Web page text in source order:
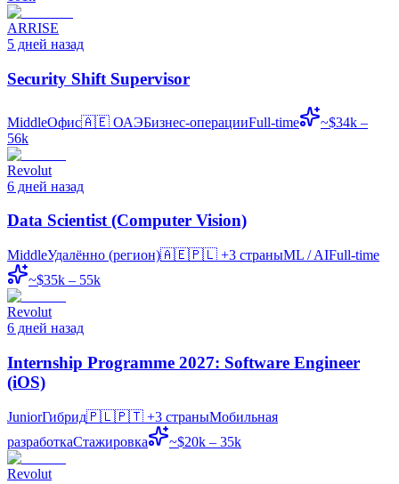
ARRISE
5 дней назад
Security Shift Supervisor
MiddleОфис🇦🇪 ОАЭБизнес-операцииFull-time
~$34k –
56k
Revolut
6 дней назад
Data Scientist (Computer Vision)
MiddleУдалённо (регион)🇦🇪🇵🇱 +3 страныML / AIFull-time
~$35k – 55k
Revolut
6 дней назад
Internship Programme 2027: Software Engineer
(iOS)
JuniorГибрид🇵🇱🇵🇹 +3 страныМобильная
разработкаСтажировка ~$20k – 35k
Revolut